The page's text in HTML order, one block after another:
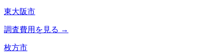
東大阪市
調査費用を見る →
枚方市